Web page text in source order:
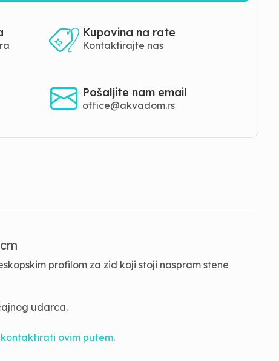
Kupovina na rate
Kontaktirajte nas
Pošaljite nam email
office@akvadom.rs
profilom za zid koji stoji naspram stene
udarca.
ovim putem.